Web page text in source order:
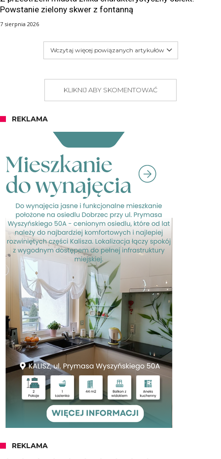
Powstanie zielony skwer z fontanną
7 sierpnia 2026
Wczytaj więcej powiązanych artykułów
KLIKNIJ ABY SKOMENTOWAĆ
REKLAMA
REKLAMA